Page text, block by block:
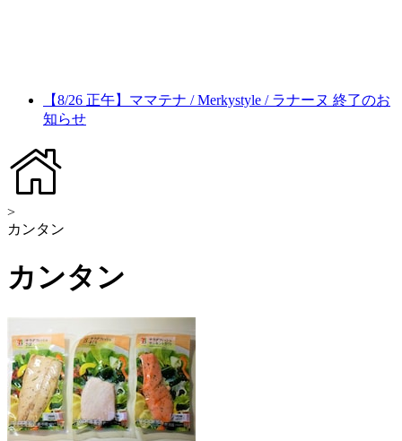
【8/26 正午】ママテナ / Merkystyle / ラナーヌ 終了のお
知らせ
>
カンタン
カンタン